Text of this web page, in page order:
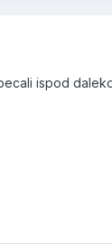
ispod